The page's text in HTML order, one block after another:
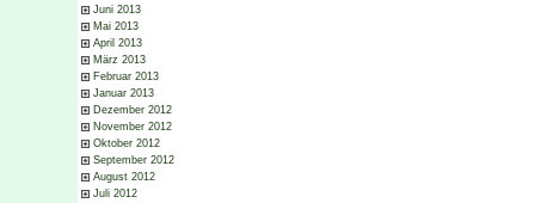
Juni 2013
Mai 2013
April 2013
März 2013
Februar 2013
Januar 2013
Dezember 2012
November 2012
Oktober 2012
September 2012
August 2012
Juli 2012